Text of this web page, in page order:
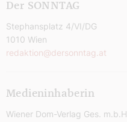
Der SONNTAG
Stephansplatz 4/VI/DG
1010 Wien
redaktion@dersonntag.at
Medieninhaberin
Wiener Dom-Verlag Ges. m.b.H.